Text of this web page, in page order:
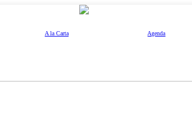
A la Carta Agenda